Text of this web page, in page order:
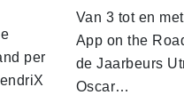
per
Van 3 tot en
App on the
de Jaarbeurs
Oscar…